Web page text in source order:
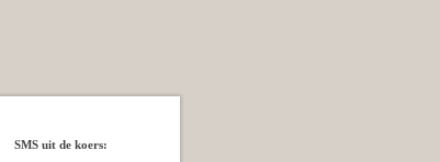
SMS uit de koers: